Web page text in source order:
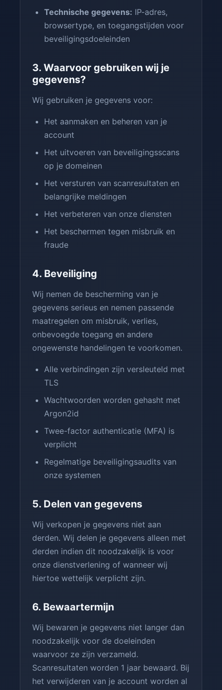
Technische gegevens: IP-adres,
browsertype, en toegangstijden voor
beveiligingsdoeleinden
3. Waarvoor gebruiken wij je
gegevens?
Wij gebruiken je gegevens voor:
Het aanmaken en beheren van je
account
Het uitvoeren van beveiligingsscans
op je domeinen
Het versturen van scanresultaten en
belangrijke meldingen
Het verbeteren van onze diensten
Het beschermen tegen misbruik en
fraude
4. Beveiliging
Wij nemen de bescherming van je
gegevens serieus en nemen passende
maatregelen om misbruik, verlies,
onbevoegde toegang en andere
ongewenste handelingen te voorkomen.
Alle verbindingen zijn versleuteld met
TLS
Wachtwoorden worden gehasht met
Argon2id
Twee-factor authenticatie (MFA) is
verplicht
Regelmatige beveiligingsaudits van
onze systemen
5. Delen van gegevens
Wij verkopen je gegevens niet aan
derden. Wij delen je gegevens alleen met
derden indien dit noodzakelijk is voor
onze dienstverlening of wanneer wij
hiertoe wettelijk verplicht zijn.
6. Bewaartermijn
Wij bewaren je gegevens niet langer dan
noodzakelijk voor de doeleinden
waarvoor ze zijn verzameld.
Scanresultaten worden 1 jaar bewaard. Bij
het verwijderen van je account worden al